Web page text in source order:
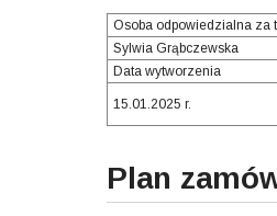
Osoba odpowiedzialna za
Sylwia Grąbczewska
Data wytworzenia
15.01.2025 r.
Plan